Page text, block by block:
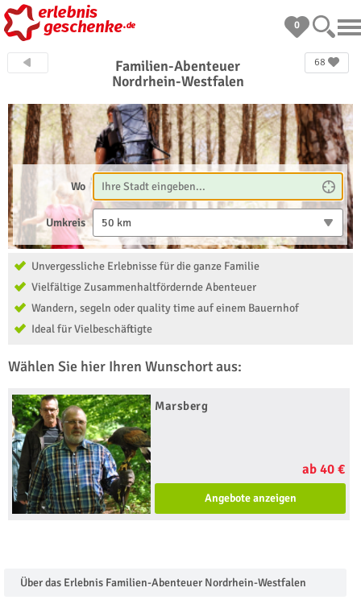
0
68
Familien-Abenteuer
Nordrhein-Westfalen
Wo
Umkreis 50 km
Unvergessliche Erlebnisse für die ganze Familie
Vielfältige Zusammenhaltfördernde Abenteuer
Wandern, segeln oder quality time auf einem Bauernhof
Ideal für Vielbeschäftigte
Wählen Sie hier Ihren Wunschort aus:
Marsberg
ab 40 €
Angebote anzeigen
Über das Erlebnis Familien-Abenteuer Nordrhein-Westfalen